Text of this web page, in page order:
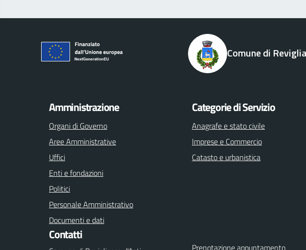
Comune di
Amministrazione
Organi di Governo
Aree Amministrative
Uffici
Enti e fondazioni
Politici
Personale Amministrativo
Documenti e dati
Categorie di Servizio
Anagrafe e stato civile
Imprese e Commercio
Catasto e urbanistica
Contatti
Prenotazione appuntamento